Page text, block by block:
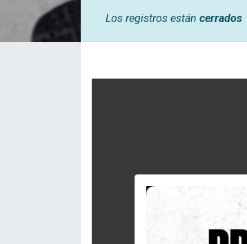
Los registros están cerrados